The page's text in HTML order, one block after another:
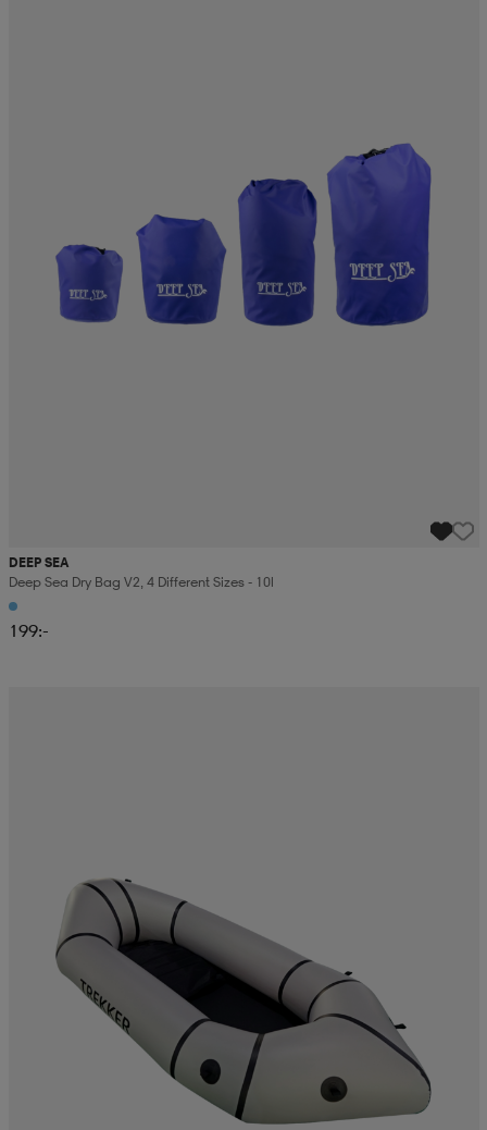
DEEP SEA
Deep Sea Dry Bag V2, 4 Different Sizes - 10l
199:-